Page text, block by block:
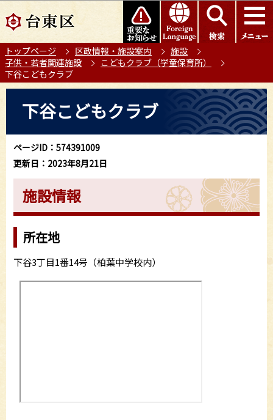
の
ー
ジ
の
このページの本文へ移動
トップページ 区政情報・施設案内
施設
子供・若者関連施設
こどもクラブ（学童保育所）
下谷こどもクラブ
か
下谷こどもクラブ
ページID：574391009
更新日：2023年8月21日
施設情報
所在地
下谷3丁目1番14号（柏葉中学校内）